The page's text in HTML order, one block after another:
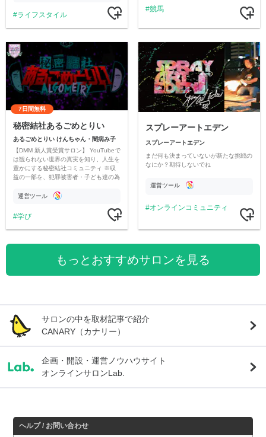
ライフスタイル
競馬
7日間無料
秘密結社あるごめとりい
あるごめとりい けんちゃん・闇病み子
【DMM 新人賞受賞サロン】 YouTubeで
は観られない世界の真実を知り、人生を
豊かにする秘密結社コミュニティ ※収
益の一部を、犯罪被害者・子ども達の為
す運営ツール
学び
スプレーアートエデン
スプレーアートエデン
まだ何も決まっていないが新たな挑戦の
なにか？期待しないでね
運営ツール
オンラインコミュニティ
もっとおすすめサロンを見る
サロンの中を取材記事で紹介
CANARY（カナリー）
企画・開設・運営ノウハウサイト
オンラインサロンLab.
ヘルプ / お問い合わせ